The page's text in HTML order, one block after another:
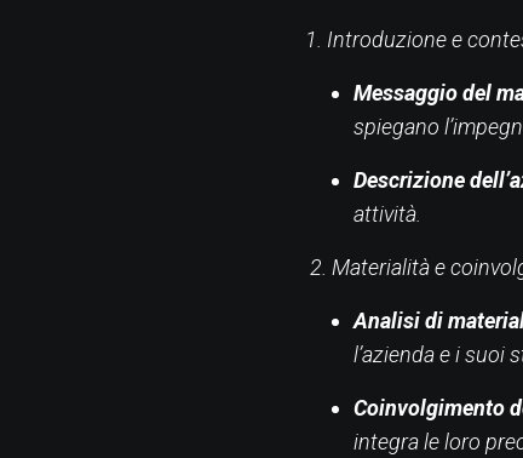
1. Introduzione e
Messaggio del
spiegano
Descrizione
attività.
2. Materialità e
Analisi di
l’azienda e i suoi
Coinvolgimento
integra le loro